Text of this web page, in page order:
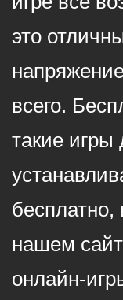
это
всего.
такие
нашем
онлайн-